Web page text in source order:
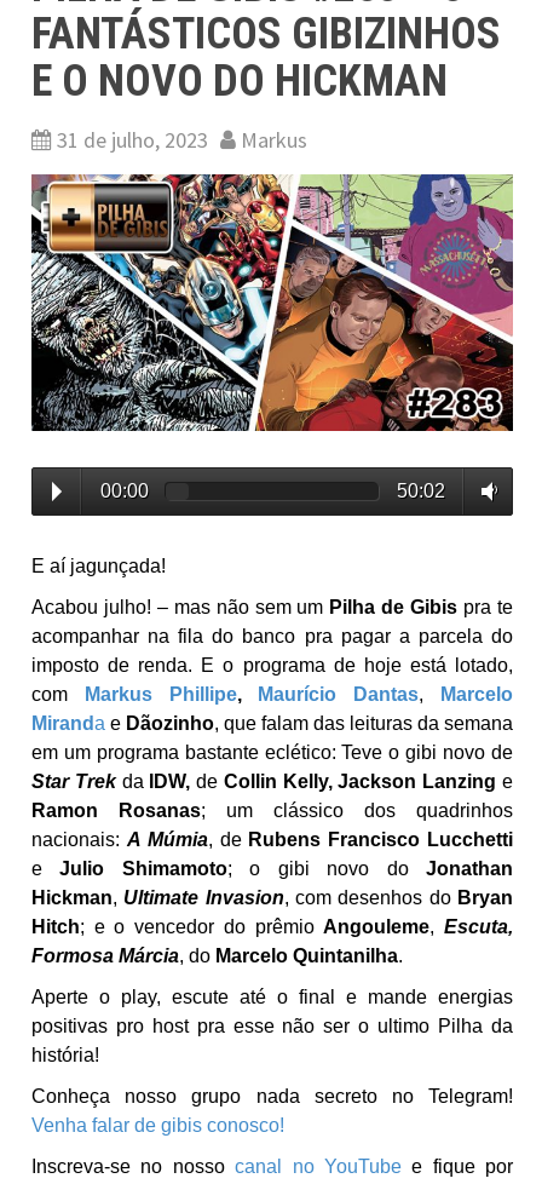
FANTÁSTICOS GIBIZINHOS
E O NOVO DO HICKMAN
31 de julho, 2023 Markus
00:00 50:02
E aí jagunçada!
Acabou julho! – mas não sem um Pilha de Gibis pra te
acompanhar na fila do banco pra pagar a parcela do
imposto de renda. E o programa de hoje está lotado,
com
Markus Phillipe, Maurício Dantas,
Marcelo
Miranda e Dãozinho, que falam das leituras da semana
em um programa bastante eclético: Teve o gibi novo de
Star Trekda IDW, de Collin Kelly, Jackson Lanzing e
Ramon Rosanas; um clássico dos quadrinhos
nacionais:A Múmia, de Rubens Francisco Lucchetti
eJulio Shimamoto; o gibi novo doJonathan
Hickman, Ultimate Invasion, com desenhos do Bryan
Hitch; e o vencedor do prêmioAngouleme,Escuta,
Formosa Márcia, do Marcelo Quintanilha.
Aperte o play, escute até o final e mande energias
positivas pro host pra esse não ser o ultimo Pilha da
história!
Conheça nosso grupo nada secreto no Telegram!
Venha falar de gibis conosco!
Inscreva-se no nossocanal no YouTubee fique por